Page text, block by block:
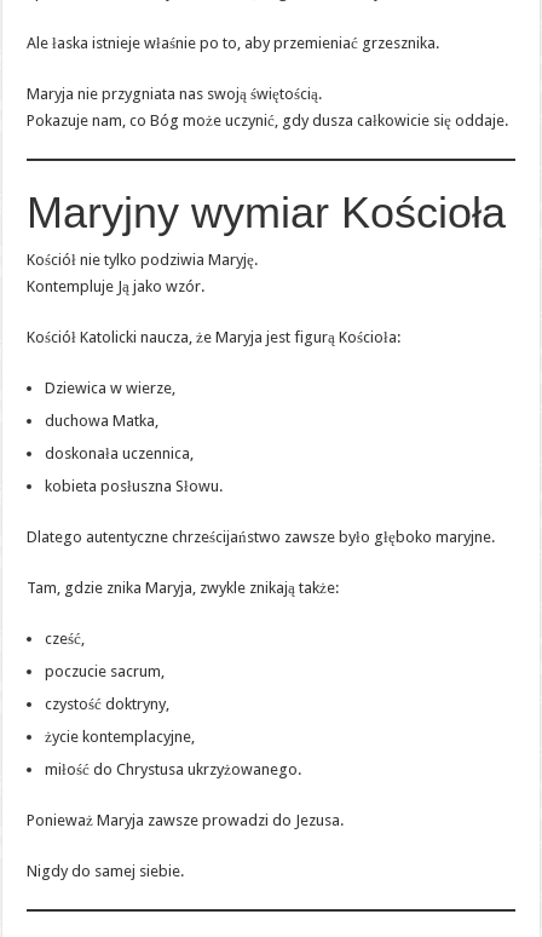
Ale łaska istnieje właśnie po to, aby przemieniać grzesznika.
Maryja nie przygniata nas swoją świętością.
Pokazuje nam, co Bóg może uczynić, gdy dusza całkowicie się oddaje.
Maryjny wymiar Kościoła
Kościół nie tylko podziwia Maryję.
Kontempluje Ją jako wzór.
Kościół Katolicki naucza, że Maryja jest figurą Kościoła:
Dziewica w wierze,
duchowa Matka,
doskonała uczennica,
kobieta posłuszna Słowu.
Dlatego autentyczne chrześcijaństwo zawsze było głęboko maryjne.
Tam, gdzie znika Maryja, zwykle znikają także:
cześć,
poczucie sacrum,
czystość doktryny,
życie kontemplacyjne,
miłość do Chrystusa ukrzyżowanego.
Ponieważ Maryja zawsze prowadzi do Jezusa.
Nigdy do samej siebie.